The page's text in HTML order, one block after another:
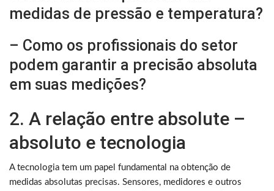
medidas de pressão e temperatura?
– Como os profissionais do setor
podem garantir a precisão absoluta
em suas medições?
2. A relação entre absolute –
absoluto e tecnologia
A tecnologia tem um papel fundamental na obtenção de
medidas absolutas precisas. Sensores, medidores e outros